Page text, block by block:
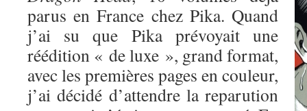
parus en France chez Pika. Quand
j’ai su que Pika prévoyait une
réédition « de luxe », grand format,
avec les premières pages en couleur,
j’ai décidé d’attendre la reparution